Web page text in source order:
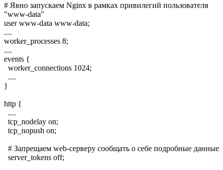
# Явно запускаем Nginx в рамках привилегий пользователя
"www-data"
user www-data www-data;
....
worker_processes 8;
....
events {
worker_connections 1024;
....
}
http {
....
tcp_nodelay on;
tcp_nopush on;
# Запрещаем web-серверу сообщать о себе подробные данные
server_tokens off;